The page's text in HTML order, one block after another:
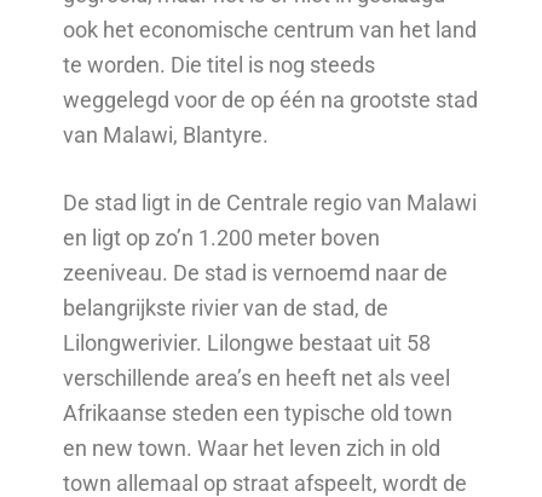
ook het economische centrum van het land
te worden. Die titel is nog steeds
weggelegd voor de op één na grootste stad
van Malawi, Blantyre.
De stad ligt in de Centrale regio van Malawi
en ligt op zo’n 1.200 meter boven
zeeniveau. De stad is vernoemd naar de
belangrijkste rivier van de stad, de
Lilongwerivier. Lilongwe bestaat uit 58
verschillende area’s en heeft net als veel
Afrikaanse steden een typische old town
en new town. Waar het leven zich in old
town allemaal op straat afspeelt, wordt de